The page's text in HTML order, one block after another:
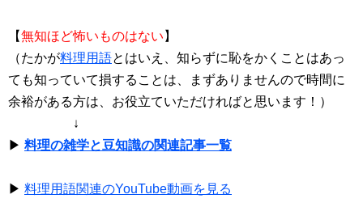
【無知ほど怖いものはない 】
（たかが料理用語とはいえ、知らずに恥をかくことはあっ
ても知っていて損することは、まずありませんので時間に
余裕がある方は、お役立ていただければと思います！）
↓
▶ 料理の雑学と豆知識の関連記事一覧
▶ 料理用語関連のYouTube動画を見る